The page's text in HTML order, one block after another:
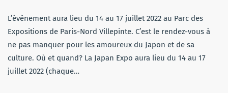
L’évènement aura lieu du 14 au 17 juillet 2022 au Parc des
Expositions de Paris-Nord Villepinte. C’est le rendez-vous à
ne pas manquer pour les amoureux du Japon et de sa
culture. Où et quand? La Japan Expo aura lieu du 14 au 17
juillet 2022 (chaque…